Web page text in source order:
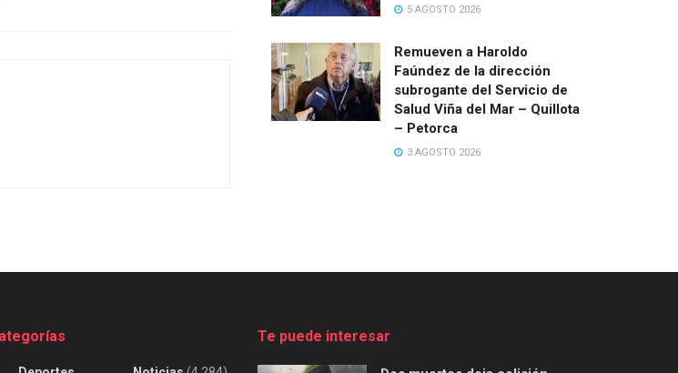
5 AGOSTO 2026
Remueven a Haroldo
Faúndez de la dirección
subrogante del Servicio de
Salud Viña del Mar – Quillota
– Petorca
3 AGOSTO 2026
Te puede interesar